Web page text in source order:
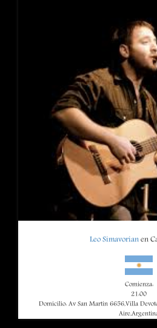
Leo Simavorianen
Comienza:
21:00
Domicilio: Av San Martin 6656,Villa